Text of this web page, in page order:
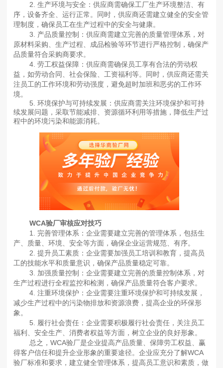
2. 生产环境与安全：供应商需确保工厂生产环境整洁、有
序，设备齐全、运行正常。同时，供应商还需建立健全的安全管
理制度，确保员工在生产过程中的安全与健康。
3. 产品质量控制：供应商需建立完善的质量管理体系，对
原材料采购、生产过程、成品检验等环节进行严格控制，确保产
品质量符合采购商要求。
4. 劳工权益保障：供应商需确保员工享有合法的劳动权
益，如劳动合同、社会保险、工资福利等。同时，供应商还需关
注员工的工作环境和劳动强度，避免超时加班和恶劣的工作环
境。
5. 环境保护与可持续发展：供应商需关注环境保护和可持
续发展问题，采取节能减排、资源循环利用等措施，降低生产过
程中的环境污染和能源消耗。
WCA验厂审核应对技巧
1. 完善管理体系：企业需要建立完善的管理体系，包括生
产、质量、环境、安全等方面，确保企业运营规范、有序。
2. 提升员工素质：企业需要加强员工培训和教育，提高员
工的技能水平和质量意识，确保产品质量稳定可靠。
3. 加强质量控制：企业需要建立完善的质量控制体系，对
生产过程进行全程监控和检测，确保产品质量符合客户要求。
4. 注重环境保护：企业需要注重环境保护和可持续发展，
减少生产过程中的污染物排放和资源浪费，提高企业的环保形
象。
5. 履行社会责任：企业需要积极履行社会责任，关注员工
福利、安全生产、消费者权益等方面，树立企业的良好形象。
总之，WCA验厂是企业提高产品质量、保障劳工权益、赢
得客户信任和提升企业形象的重要途径。企业应充分了解WCA
验厂标准和要求，建立健全管理体系，提高员工意识和素质，做